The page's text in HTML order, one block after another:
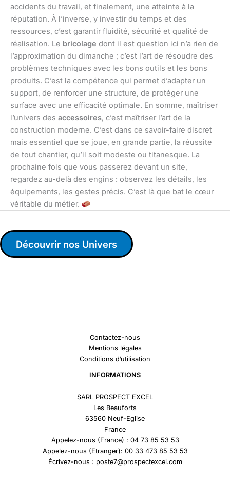
accidents du travail, et finalement, une atteinte à la
réputation. À l’inverse, y investir du temps et des
ressources, c’est garantir fluidité, sécurité et qualité de
réalisation. Le bricolage dont il est question ici n’a rien de
l’approximation du dimanche ; c’est l’art de résoudre des
problèmes techniques avec les bons outils et les bons
produits. C’est la compétence qui permet d’adapter un
support, de renforcer une structure, de protéger une
surface avec une efficacité optimale. En somme, maîtriser
l’univers des accessoires, c’est maîtriser l’art de la
construction moderne. C’est dans ce savoir-faire discret
mais essentiel que se joue, en grande partie, la réussite
de tout chantier, qu’il soit modeste ou titanesque. La
prochaine fois que vous passerez devant un site,
regardez au-delà des engins : observez les détails, les
équipements, les gestes précis. C’est là que bat le cœur
véritable du métier.
Découvrir nos Univers
Contactez-nous
Mentions légales
Conditions d’utilisation
INFORMATIONS
SARL PROSPECT EXCEL
Les Beauforts
63560 Neuf-Eglise
France
Appelez-nous (France) : 04 73 85 53 53
Appelez-nous (Etranger): 00 33 473 85 53 53
Écrivez-nous : poste7@prospectexcel.com